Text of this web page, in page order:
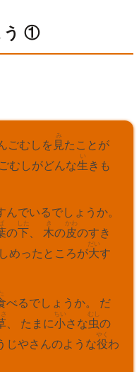
う ①
ごむしを 見
み
たことが
むしがどんな生
い
きも
でいるでしょうか。
の下
した
木
き
の皮
かわ
のすき
めったところが大
だい
す
べるでしょうか。 だ
、 たまに小
ちい
さな虫
むし
の
じやさんのような役
やく
わ